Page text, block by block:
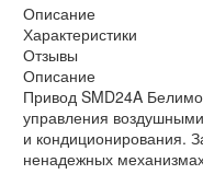
Описание
Характеристики
Отзывы
Описание
Привод SMD24A
управления
и кондиционирования.
ненадежных